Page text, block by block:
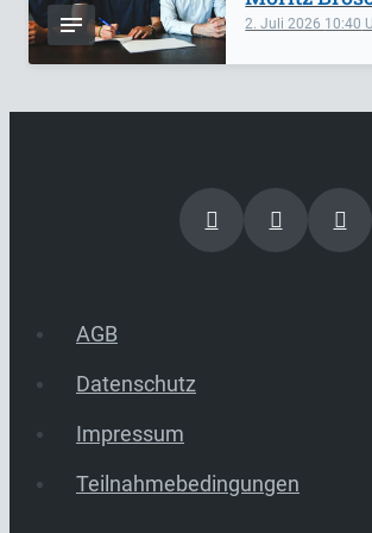
2. Juli 2026 10:40
AGB
Datenschutz
Impressum
Teilnahmebedingungen